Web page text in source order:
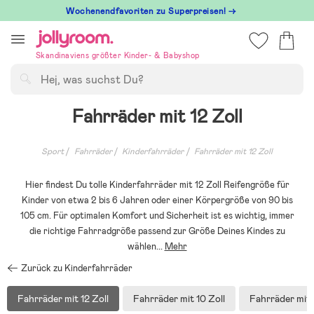
till
innehållet
Wochenendfavoriten zu Superpreisen! →
Skandinaviens größter Kinder- & Babyshop
Fahrräder mit 12 Zoll
Sport Fahrräder Kinderfahrräder Fahrräder mit 12 Zoll
Hier findest Du tolle Kinderfahrräder mit 12 Zoll Reifengröße für
Kinder von etwa 2 bis 6 Jahren oder einer Körpergröße von 90 bis
105 cm. Für optimalen Komfort und Sicherheit ist es wichtig, immer
die richtige Fahrradgröße passend zur Größe Deines Kindes zu
wählen... Mehr
Zurück zu Kinderfahrräder
Fahrräder mit 12 Zoll Fahrräder mit 10 Zoll Fahrräder mit